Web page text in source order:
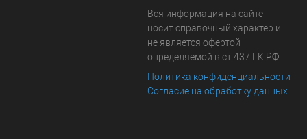
Вся информация на сайте
носит справочный характер и
не является офертой
определяемой в ст.437 ГК РФ.
Политика конфиденциальности
Согласие на обработку данных